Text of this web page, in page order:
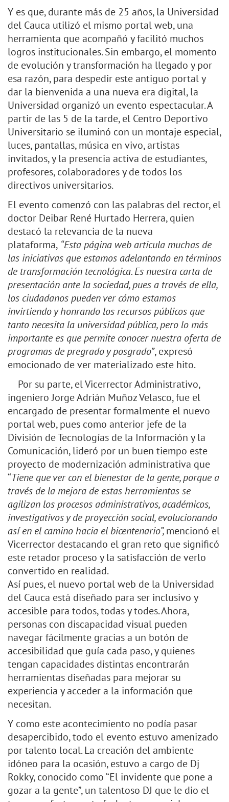
Y es que, durante más de 25 años, la Universidad
del Cauca utilizó el mismo portal web, una
herramienta que acompañó y facilitó muchos
logros institucionales. Sin embargo, el momento
de evolución y transformación ha llegado y por
esa razón, para despedir este antiguo portal y
dar la bienvenida a una nueva era digital, la
Universidad organizó un evento espectacular. A
partir de las 5 de la tarde, el Centro Deportivo
Universitario se iluminó con un montaje especial,
luces, pantallas, música en vivo, artistas
invitados, y la presencia activa de estudiantes,
profesores, colaboradores y de todos los
directivos universitarios.
El evento comenzó con las palabras del rector, el
doctor Deibar René Hurtado Herrera, quien
destacó la relevancia de la nueva
plataforma, “Esta página web articula muchas de
las iniciativas que estamos adelantando en términos
de transformación tecnológica. Es nuestra carta de
presentación ante la sociedad, pues a través de ella,
los ciudadanos pueden ver cómo estamos
invirtiendo y honrando los recursos públicos que
tanto necesita la universidad pública, pero lo más
importante es que permite conocer nuestra oferta de
programas de pregrado y posgrado”, expresó
emocionado de ver materializado este hito.
Por su parte, el Vicerrector Administrativo,
ingeniero Jorge Adrián Muñoz Velasco, fue el
encargado de presentar formalmente el nuevo
portal web, pues como anterior jefe de la
División de Tecnologías de la Información y la
Comunicación, lideró por un buen tiempo este
proyecto de modernización administrativa que
“Tiene que ver con el bienestar de la gente, porque a
través de la mejora de estas herramientas se
agilizan los procesos administrativos, académicos,
investigativos y de proyección social, evolucionando
así en el camino hacia el bicentenario”,mencionó el
Vicerrector destacando el gran reto que significó
este retador proceso y la satisfacción de verlo
convertido en realidad.
Así pues, el nuevo portal web de la Universidad
del Cauca está diseñado para ser inclusivo y
accesible para todos, todas y todes. Ahora,
personas con discapacidad visual pueden
navegar fácilmente gracias a un botón de
accesibilidad que guía cada paso, y quienes
tengan capacidades distintas encontrarán
herramientas diseñadas para mejorar su
experiencia y acceder a la información que
necesitan.
Y como este acontecimiento no podía pasar
desapercibido, todo el evento estuvo amenizado
por talento local. La creación del ambiente
idóneo para la ocasión, estuvo a cargo de Dj
Rokky, conocido como “El invidente que pone a
gozar a la gente”, un talentoso DJ que le dio el